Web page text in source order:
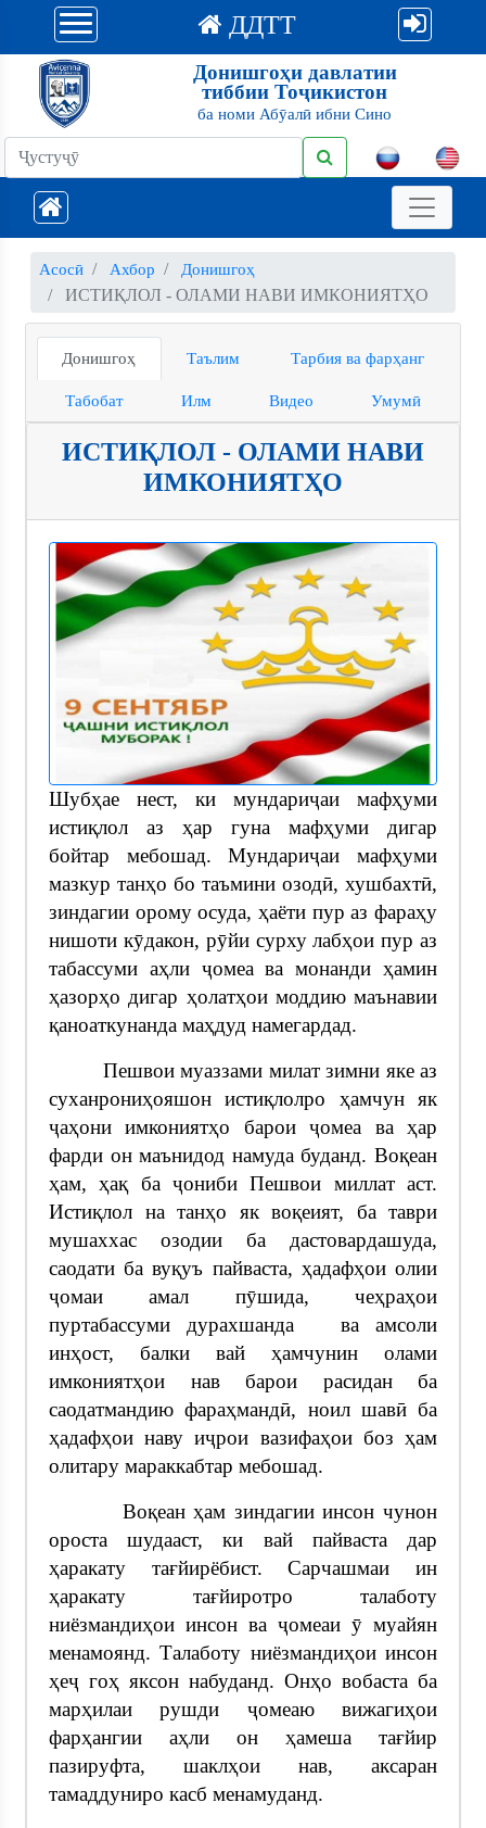
ДДТТ
Донишгоҳи давлатии
тиббии Тоҷикистон
ба номи Абӯалӣ ибни Сино
Асосӣ Ахбор Донишгоҳ
ИСТИҚЛОЛ - ОЛАМИ НАВИ ИМКОНИЯТҲО
Донишгоҳ Таълим Тарбия ва фарҳанг
Табобат Илм Видео Умумӣ
ИСТИҚЛОЛ - ОЛАМИ НАВИ
ИМКОНИЯТҲО
Шубҳае нест, ки мундариҷаи мафҳуми
истиқлол аз ҳар гуна мафҳуми дигар
бойтар мебошад. Мундариҷаи мафҳуми
мазкур танҳо бо таъмини озодӣ, хушбахтӣ,
зиндагии орому осуда, ҳаёти пур аз фараҳу
нишоти кӯдакон, рӯйи сурху лабҳои пур аз
табассуми аҳли ҷомеа ва монанди ҳамин
ҳазорҳо дигар ҳолатҳои моддию маънавии
қаноаткунанда маҳдуд намегардад.
Пешвои муаззами милат зимни яке аз
суханрониҳояшон истиқлолро ҳамчун як
ҷаҳони имкониятҳо барои ҷомеа ва ҳар
фарди он маънидод намуда буданд. Воқеан
ҳам, ҳақ ба ҷониби Пешвои миллат аст.
Истиқлол на танҳо як воқеият, ба таври
мушаххас озодии ба дастовардашуда,
саодати ба вуқуъ пайваста, ҳадафҳои олии
ҷомаи амал пӯшида, чеҳраҳои
пуртабассуми дурахшанда ва амсоли
инҳост, балки вай ҳамчунин олами
имкониятҳои нав барои расидан ба
саодатмандию фараҳмандӣ, ноил шавӣ ба
ҳадафҳои наву иҷрои вазифаҳои боз ҳам
олитару мараккабтар мебошад.
Воқеан ҳам зиндагии инсон чунон
ороста шудааст, ки вай пайваста дар
ҳаракату тағйирёбист. Сарчашмаи ин
ҳаракату тағйиротро талаботу
ниёзмандиҳои инсон ва ҷомеаи ӯ муайян
менамоянд. Талаботу ниёзмандиҳои инсон
ҳеҷ гоҳ яксон набуданд. Онҳо вобаста ба
марҳилаи рушди ҷомеаю вижагиҳои
фарҳангии аҳли он ҳамеша тағйир
пазируфта, шаклҳои нав, аксаран
тамаддуниро касб менамуданд.